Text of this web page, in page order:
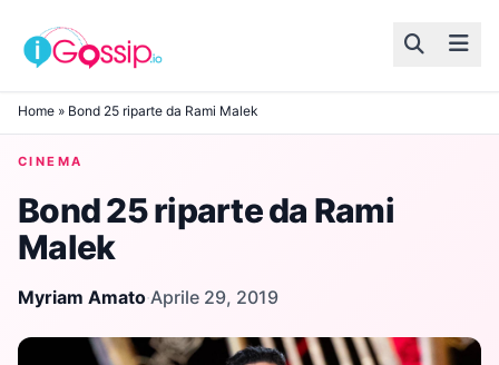
Skip to content
Home » Bond 25 riparte da Rami Malek
CINEMA
Bond 25 riparte da Rami
Malek
Myriam Amato·Aprile 29, 2019